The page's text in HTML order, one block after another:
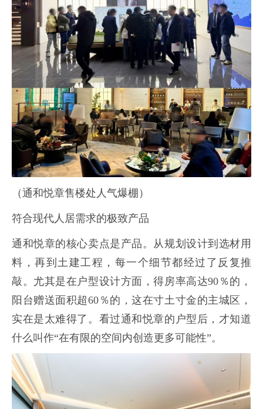
（通和悦章售楼处人气爆棚）
符合现代人居需求的极致产品
通和悦章的核心卖点是产品。从规划设计到选材用
料，再到土建工程，每一个细节都经过了反复推
敲。尤其是在户型设计方面，得房率高达90％的，
阳台赠送面积超60％的，这在寸土寸金的主城区，
实在是太难得了。看过通和悦章的户型后，才知道
什么叫作“在有限的空间内创造更多可能性”。